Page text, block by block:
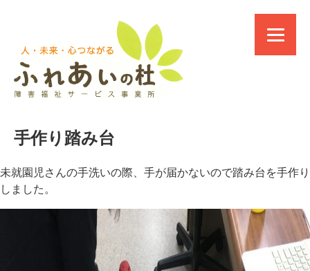
手作り踏み台
未就園児さんの手洗いの際、手が届かないので踏み台を手作り
しました。